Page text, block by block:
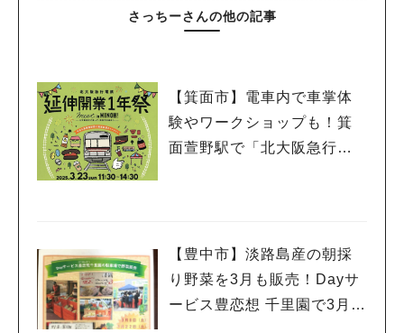
さっちーさんの他の記事
【箕面市】電車内で車掌体
験やワークショップも！箕
面萱野駅で「北大阪急行電
【豊中市】淡路島産の朝採
り野菜を3月も販売！Dayサ
ービス豊恋想 千里園で3月8